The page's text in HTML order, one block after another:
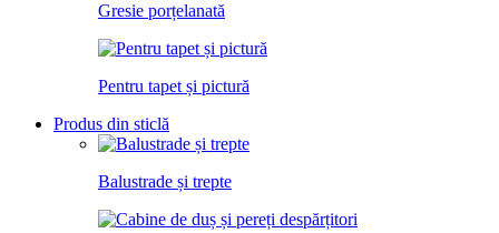
Gresie porțelanată
Pentru tapet și pictură
Produs din sticlă
Balustrade și trepte